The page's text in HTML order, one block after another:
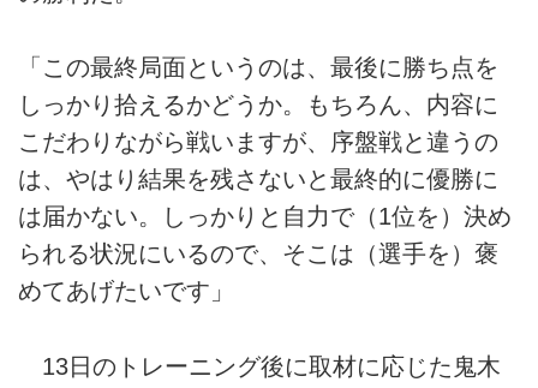
「この最終局面というのは、最後に勝ち点を
しっかり拾えるかどうか。もちろん、内容に
こだわりながら戦いますが、序盤戦と違うの
は、やはり結果を残さないと最終的に優勝に
は届かない。しっかりと自力で（1位を）決め
られる状況にいるので、そこは（選手を）褒
めてあげたいです」
13日のトレーニング後に取材に応じた鬼木